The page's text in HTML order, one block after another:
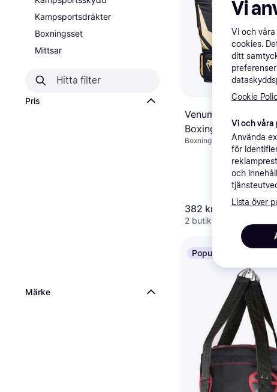
Kampsportsdräkter
Boxningsset
Mittsar
Pris
Märke
Venum Challenger
Boxing Gloves
Boxningshandskar
382 kr
2 butiker
Populär
Vi
Vi och våra
cookies.
ditt
Cookie
Vi och våra
Använda
för
och
Lista över